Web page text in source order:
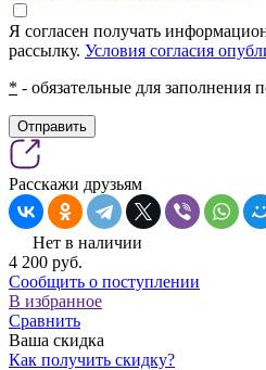
Я согласен получать
рассылку. Условия согласия
* - обязательные для заполнения
Отправить
Расскажи друзьям
Нет в наличии
4 200 pуб.
Сообщить о поступлении
В избранное
Сравнить
Ваша скидка
Как получить скидку?